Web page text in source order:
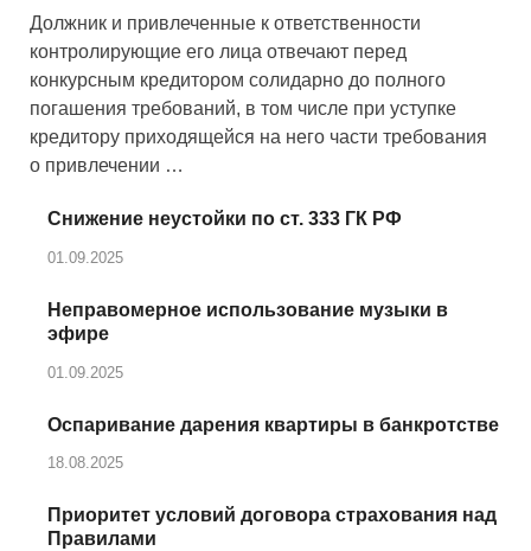
Должник и привлеченные к ответственности
контролирующие его лица отвечают перед
конкурсным кредитором солидарно до полного
погашения требований, в том числе при уступке
кредитору приходящейся на него части требования
о привлечении …
Снижение неустойки по ст. 333 ГК РФ
01.09.2025
Неправомерное использование музыки в
эфире
01.09.2025
Оспаривание дарения квартиры в банкротстве
18.08.2025
Приоритет условий договора страхования над
Правилами